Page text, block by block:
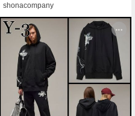
shonacompany